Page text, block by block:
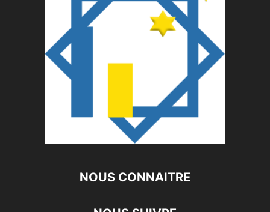
NOUS CONNAITRE